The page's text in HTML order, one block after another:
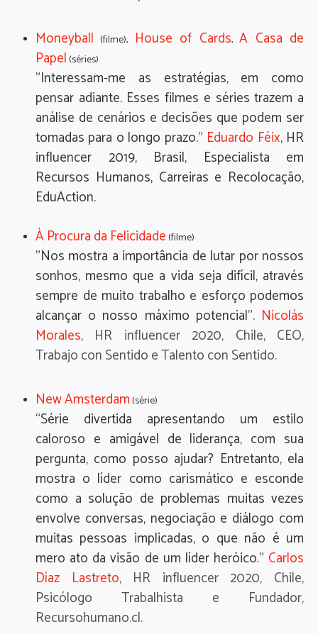
Moneyball (filme), House of Cards,A Casa de
Papel(séries)
"Interessam-me as estratégias, em como
pensar adiante. Esses filmes e séries trazem a
análise de cenários e decisões que podem ser
tomadas para o longo prazo." Eduardo Féix, HR
influencer 2019, Brasil, Especialista em
Recursos Humanos, Carreiras e Recolocação,
EduAction.
À Procura da Felicidade(filme)
"Nos mostra a importância de lutar por nossos
sonhos, mesmo que a vida seja difícil, através
sempre de muito trabalho e esforço podemos
alcançar o nosso máximo potencial". Nicolás
Morales, HR influencer 2020, Chile, CEO,
Trabajo con Sentido e Talento con Sentido.
New Amsterdam(série)
“Série divertida apresentando um estilo
caloroso e amigável de liderança, com sua
pergunta, como posso ajudar? Entretanto, ela
mostra o líder como carismático e esconde
como a solução de problemas muitas vezes
envolve conversas, negociação e diálogo com
muitas pessoas implicadas, o que não é um
mero ato da visão de um líder heróico.” Carlos
Díaz Lastreto, HR influencer 2020, Chile,
Psicólogo Trabalhista e Fundador,
Recursohumano.cl.